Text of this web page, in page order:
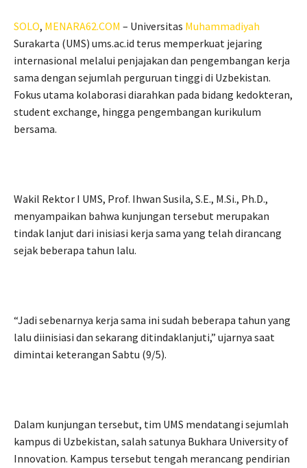
SOLO, MENARA62.COM – Universitas Muhammadiyah
Surakarta (UMS) ums.ac.id terus memperkuat jejaring
internasional melalui penjajakan dan pengembangan kerja
sama dengan sejumlah perguruan tinggi di Uzbekistan.
Fokus utama kolaborasi diarahkan pada bidang kedokteran,
student exchange, hingga pengembangan kurikulum
bersama.
Wakil Rektor I UMS, Prof. Ihwan Susila, S.E., M.Si., Ph.D.,
menyampaikan bahwa kunjungan tersebut merupakan
tindak lanjut dari inisiasi kerja sama yang telah dirancang
sejak beberapa tahun lalu.
“Jadi sebenarnya kerja sama ini sudah beberapa tahun yang
lalu diinisiasi dan sekarang ditindaklanjuti,” ujarnya saat
dimintai keterangan Sabtu (9/5).
Dalam kunjungan tersebut, tim UMS mendatangi sejumlah
kampus di Uzbekistan, salah satunya Bukhara University of
Innovation. Kampus tersebut tengah merancang pendirian